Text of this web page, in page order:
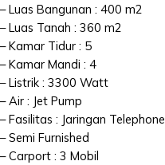
– Luas Bangunan : 400 m2
– Luas Tanah : 360 m2
– Kamar Tidur : 5
– Kamar Mandi : 4
– Listrik : 3300 Watt
– Air : Jet Pump
– Fasilitas : Jaringan Telephone
– Semi Furnished
– Carport : 3 Mobil